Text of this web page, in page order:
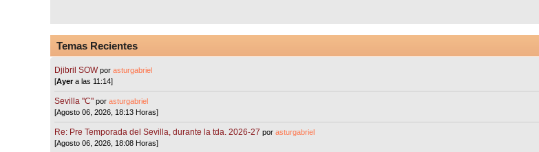
Temas Recientes
Djibril SOW porasturgabriel
[Ayera las 11:14]
Sevilla "C"porasturgabriel
[Agosto 06, 2026, 18:13 Horas]
Re: Pre Temporada del Sevilla, durante la tda. 2026-27 porasturgabriel
[Agosto 06, 2026, 18:08 Horas]